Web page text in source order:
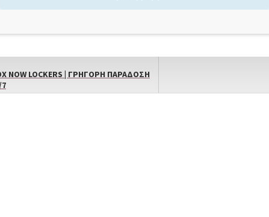
Αγοράζεις τώρα πληρώνεις αργότερα σε 3
NOW LOCKERS | ΓΡΉΓΟΡΗ ΠΑΡΆΔΟΣΗ
7